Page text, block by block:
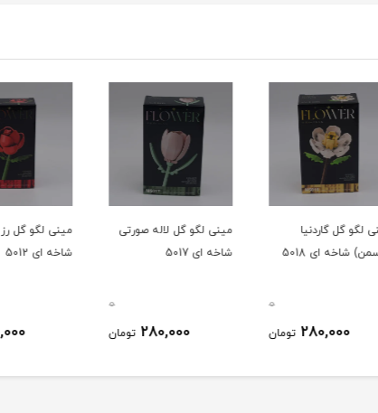
مینی لگو گل لاله صورتی
شاخه ای 5017
280,000
مینی لگو گل رز قرمز
شاخه ای 5012
210,000
مینی
ای 5011